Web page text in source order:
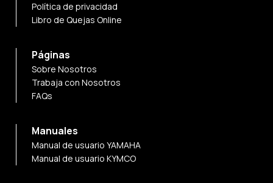
Política de privacidad
Libro de Quejas Online
Páginas
Sobre Nosotros
Trabaja con Nosotros
FAQs
Manuales
Manual de usuario YAMAHA
Manual de usuario KYMCO